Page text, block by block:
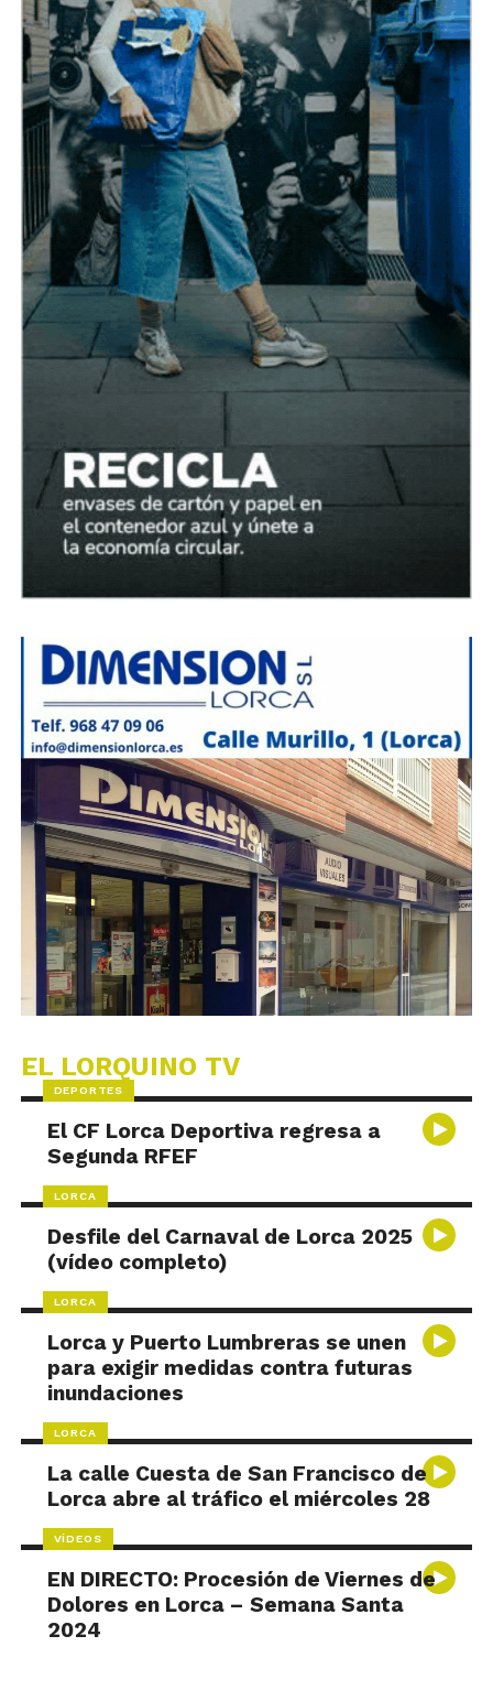
EL LORQUINO TV
DEPORTES
El CF Lorca Deportiva regresa a
Segunda RFEF
LORCA
Desfile del Carnaval de Lorca 2025
(vídeo completo)
LORCA
Lorca y Puerto Lumbreras se unen
para exigir medidas contra futuras
inundaciones
LORCA
La calle Cuesta de San Francisco de
Lorca abre al tráfico el miércoles 28
VÍDEOS
EN DIRECTO: Procesión de Viernes de
Dolores en Lorca – Semana Santa
2024